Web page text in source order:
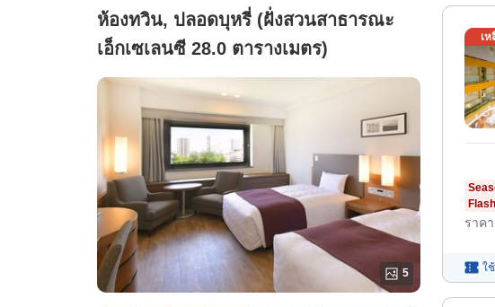
ห้องทวิน, ปลอดบุหรี่ (ฝั่งสวนสาธารณะ
เอ็กเซเลนซี 28.0 ตารางเมตร)
5
เห
ราค
ใ